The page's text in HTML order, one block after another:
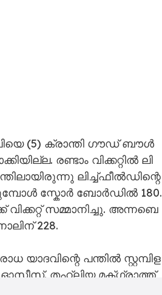
(5) ക്രാ​ന്തി ഗൗ​ഡ് ബൗ​ൾ​
ര​ണ്ടാം വി​ക്ക​റ്റി​ൽ ലി​
ലി​ച്ച്ഫീ​ൽ​ഡി​ന്റെ
സ്കോ​ർ ബോ​ർ​ഡി​ൽ 180.
സ​മ്മാ​നി​ച്ചു. അ​ന്ന​ബെ​
228.
യാ​ദ​വി​ന്റെ പ​ന്തി​ൽ സ്റ്റ​മ്പി​ള​
ഓ​സീ​സ്. ത​ഹ്‌​ലി​യ മ​ക്ഗ്രാ​ത്ത്